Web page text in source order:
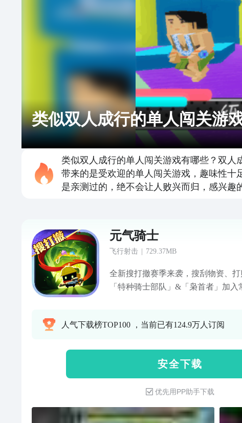
类似双人成行的单人闯关游
类似双人成行的单人闯关游戏有哪些？双
带来的是受欢迎的单人闯关游戏，趣味性
是亲测过的，绝不会让人败兴而归，感兴趣
元气骑士
飞行射击 729.37MB
全新搜打撤赛季来袭，搜刮物资、打
「特种骑士部队」&「枭首者」加
单上手、纯粹又好玩的国产像素地牢
人气下载榜TOP100 ，当前已有124.9万人订阅
安 全 下 载
优先用PP助手下载